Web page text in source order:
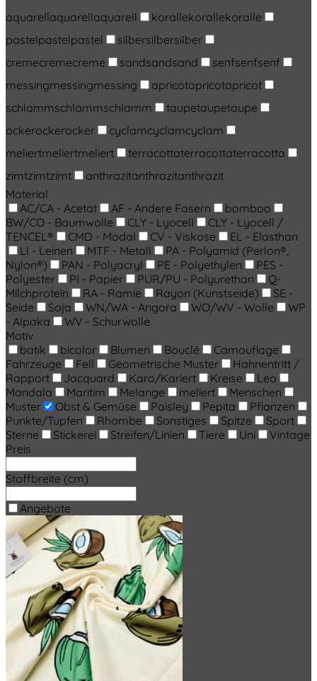
aquarellaquarellaquarell korallekorallekoralle
pastelpastelpastel silbersilbersilber
cremecremecreme sandsandsand senfsenfsenf
messingmessingmessing apricotapricotapricot
schlammschlammschlamm taupetaupetaupe
ockerockerocker cyclamcyclamcyclam
meliertmeliertmeliert terracottaterracottaterracotta
zimtzimtzimt anthrazitanthrazitanthrazit
Material
AC/CA - Acetat
AF - Andere Fasern
bomboo
BW/CO - Baumwolle
CLY - Lyocell
CLY - Lyocell /
TENCEL®
CMD - Modal CV - Viskose
EL - Elasthan
LI - Leinen
MTF - Metall
PA - Polyamid (Perlon®,
Nylon®)
PAN - Polyacryl PE - Polyethylen
PES -
Polyester
PI - Papier PUR/PU - Polyurethan
Q-
Milchprotein
RA - Ramie Rayon (Kunstseide)
SE -
Seide
Soja WN/WA - Angora WO/WV - Wolle
WP
- Alpaka
WV - Schurwolle
Motiv
batik
bicolor Blumen Bouclé
Camouflage
Fahrzeuge
Fell Geometrische Muster
Hahnentritt /
Rapport
Jacquard Karo/Kariert Kreise
Leo
Mandala
Maritim Melange meliert
Menschen
Muster
Obst & Gemüse Paisley Pepita
Pflanzen
Punkte/Tupfen
Rhombe Sonstiges Spitze
Sport
Sterne
Stickerei Streifen/Linien Tiere Uni
Vintage
Preis
Stoffbreite (cm)
Angebote